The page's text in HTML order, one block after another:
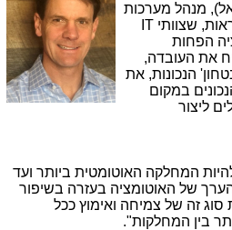
מנהל מערכות
שצוותי IT
הפחות
את העובדה,
הנכונות, את
במקום
ליצור
המחלקה האוטומטית ביותר ועד
של האוטומציה בעזרה בשיפור
סוג זה של צמיחה ואימוץ ככל
בין המחלקות".